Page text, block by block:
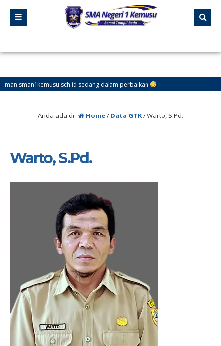
sedang dalam perbaikan
Anda ada di : Home/ Data GTK/Warto, S.Pd.
Warto, S.Pd.